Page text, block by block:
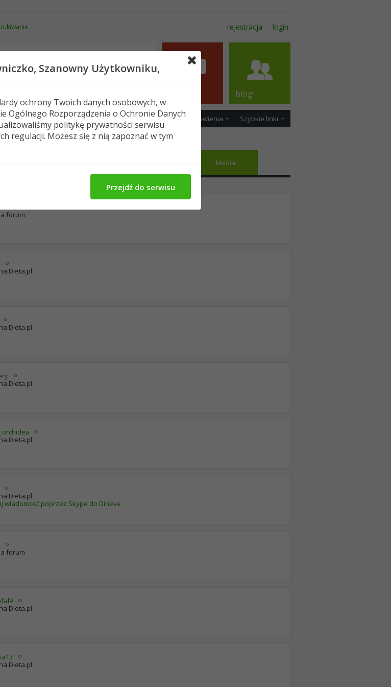
rejestracja login
Nowe posty FAQ Kalendarz Spełeczność Ustawienia Szybkie linki
blogi
Media
forum
Dieta.pl
Dieta.pl
Dieta.pl
Dieta.pl
Dieta.pl
forum
Dieta.pl
Dieta.pl
Szanowny Użytkowniku,
ochrony Twoich danych osobowych, w
Ogólnego Rozporządzenia o Ochronie Danych
politykę prywatności serwisu
regulacji. Możesz się z nią zapoznać w tym
Przejdź do serwisu